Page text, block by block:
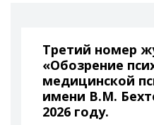
Третий номер
«Обозрение
медицинской
имени В.М.
2026 году.